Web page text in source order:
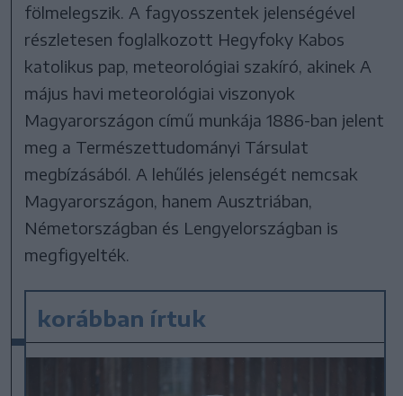
fölmelegszik. A fagyosszentek jelenségével
részletesen foglalkozott Hegyfoky Kabos
katolikus pap, meteorológiai szakíró, akinek A
május havi meteorológiai viszonyok
Magyarországon című munkája 1886-ban jelent
meg a Természettudományi Társulat
megbízásából. A lehűlés jelenségét nemcsak
Magyarországon, hanem Ausztriában,
Németországban és Lengyelországban is
megfigyelték.
korábban írtuk